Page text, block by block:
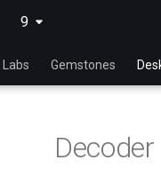
9 latest
Labs Gemstones
Decoder